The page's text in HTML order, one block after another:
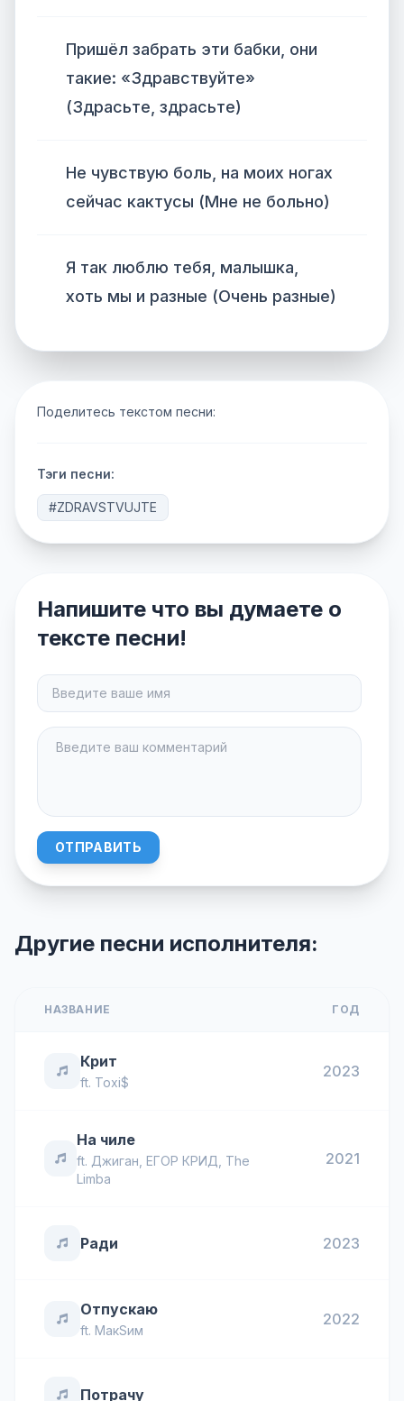
Пришёл забрать эти бабки, они
такие: «Здравствуйте»
(Здрасьте, здрасьте)
Не чувствую боль, на моих ногах
сейчас кактусы (Мне не больно)
Я так люблю тебя, малышка,
хоть мы и разные (Очень разные)
Поделитесь текстом песни:
Тэги песни:
#ZDRAVSTVUJTE
Напишите что вы думаете о
тексте песни!
ОТПРАВИТЬ
Другие песни исполнителя:
НАЗВАНИЕ ГОД
Крит
ft. Toxi$
2023
На чиле
ft. Джиган ЕГОР КРИД
The
Limba
2021
Ради 2023
Отпускаю
ft. МакSим
2022
Потрачу